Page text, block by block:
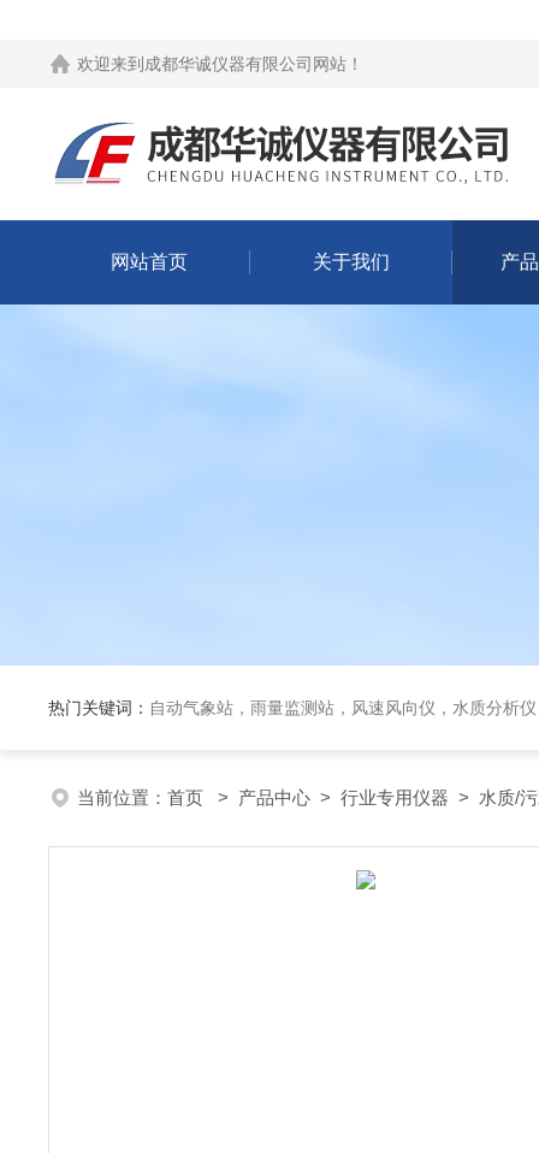
欢迎来到 成都华诚仪器有限公司网站 ！
网站首页 关于我们 产
热门关键词： 自动气象站，雨量监测站，风速风向仪，水质分析
当前位置： 首页 > 产品中心 > 行业专用仪器 > 水质/